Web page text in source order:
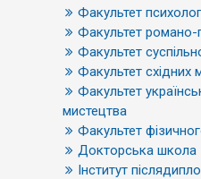
Факультет
Факультет романо-
Факультет
Факультет східних
Факультет
мистецтва
Факультет
Докторська школа
Інститут